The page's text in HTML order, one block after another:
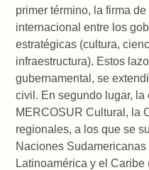
primer término, la firma
internacional entre los
estratégicas (cultura,
infraestructura). Estos
gubernamental, se
civil. En segundo lugar,
MERCOSUR Cultural, la
regionales, a los que se
Naciones
Latinoamérica y el